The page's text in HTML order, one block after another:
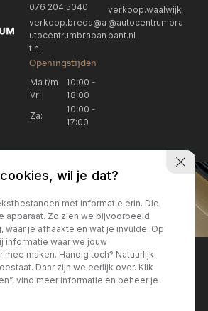
076 204 5040
verkoop.breda@a
utocentrumbraban
t.nl
verkoop.waalwijk
@autocentrumbra
bant.nl
Openingstijden
Ma t/m
Vr:
10:00 -
18:00
Za:
10:00 -
17:00
Locatie Breda
brabant.nl
Locatie Breda
Korte Huifakkerstraat 14
4815 PS Breda
Locatie Breda
+31 076 204 5040
wil je dat?
met informatie erin. Die
apparaat. Zo zien we bijvoorbeeld
waar je afhaakte en wat je invulde. Op
informatie waar we jouw
maken. Handig toch? Natuurlijk
Daar zijn we eerlijk over. Klik
vind meer informatie en beheer je